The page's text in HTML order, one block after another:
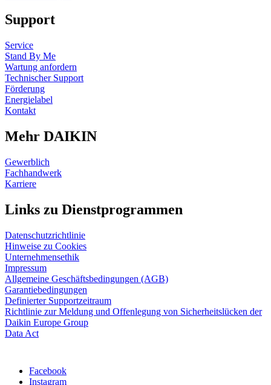
Support
Service
Stand By Me
Wartung anfordern
Technischer Support
Förderung
Energielabel
Kontakt
Mehr DAIKIN
Gewerblich
Fachhandwerk
Karriere
Links zu Dienstprogrammen
Datenschutzrichtlinie
Hinweise zu Cookies
Unternehmensethik
Impressum
Allgemeine Geschäftsbedingungen (AGB)
Garantiebedingungen
Definierter Supportzeitraum
Richtlinie zur Meldung und Offenlegung von Sicherheitslücken der
Daikin Europe Group
Data Act
Facebook
Instagram